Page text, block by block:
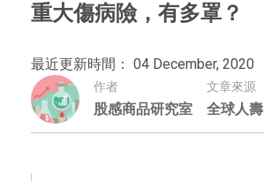
重大傷病險，有多罩？
最近更新時間： 04 December, 2020
作者
股感商品研究室
文章來源
全球人壽